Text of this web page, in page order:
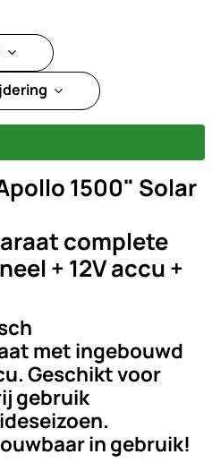
1500" Solar
complete
+ 12V accu +
met ingebouwd
Geschikt voor
gebruik
in gebruik!